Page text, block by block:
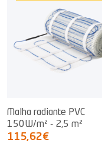
Malha radiante PVC
150W/m² - 2,5 m²
115,62€